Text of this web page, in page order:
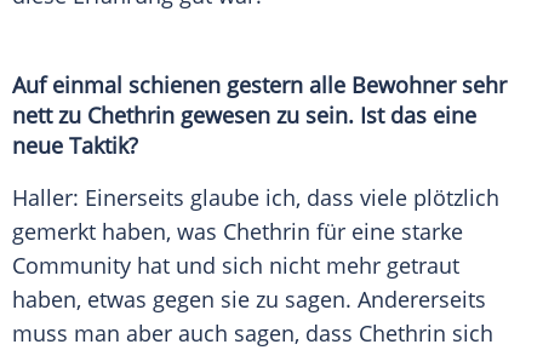
Auf einmal schienen gestern alle Bewohner sehr
nett zu Chethrin gewesen zu sein. Ist das eine
neue Taktik?
Haller: Einerseits glaube ich, dass viele plötzlich
gemerkt haben, was Chethrin für eine starke
Community hat und sich nicht mehr getraut
haben, etwas gegen sie zu sagen. Andererseits
muss man aber auch sagen, dass Chethrin sich